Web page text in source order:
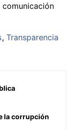
Transparencia
la corrupción